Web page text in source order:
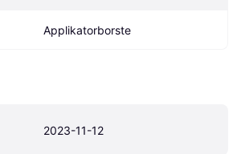
Applikatorborste
2023-11-12